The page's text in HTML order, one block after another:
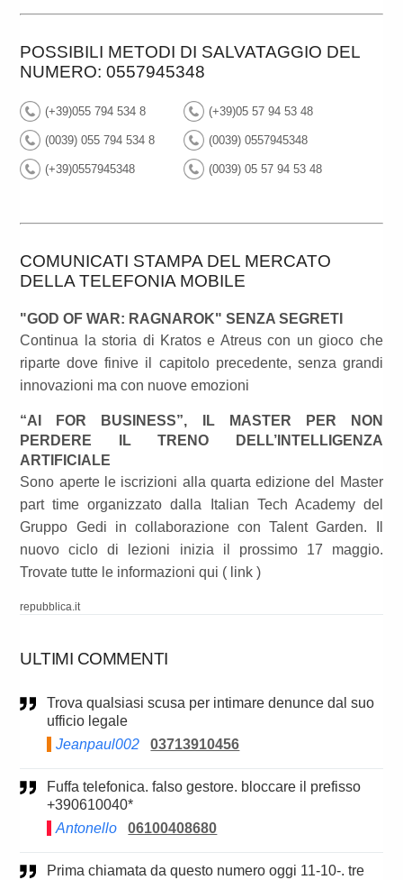
POSSIBILI METODI DI SALVATAGGIO DEL
NUMERO: 0557945348
(+39)055 794 534 8 (+39)05 57 94 53 48
(0039) 055 794 534 8 (0039) 0557945348
(+39)0557945348 (0039) 05 57 94 53 48
COMUNICATI STAMPA DEL MERCATO
DELLA TELEFONIA MOBILE
"GOD OF WAR: RAGNAROK" SENZA SEGRETI
Continua la storia di Kratos e Atreus con un gioco che
riparte dove finive il capitolo precedente, senza grandi
innovazioni ma con nuove emozioni
“AI FOR BUSINESS”, IL MASTER PER NON
PERDERE IL TRENO DELL’INTELLIGENZA
ARTIFICIALE
Sono aperte le iscrizioni alla quarta edizione del Master
part time organizzato dalla Italian Tech Academy del
Gruppo Gedi in collaborazione con Talent Garden. Il
nuovo ciclo di lezioni inizia il prossimo 17 maggio.
Trovate tutte le informazioni qui ( link )
repubblica.it
ULTIMI COMMENTI
Trova qualsiasi scusa per intimare denunce dal suo
ufficio legale
Jeanpaul002
03713910456
Fuffa telefonica. falso gestore. bloccare il prefisso
+390610040*
Antonello
06100408680
Prima chiamata da questo numero oggi 11-10-. tre